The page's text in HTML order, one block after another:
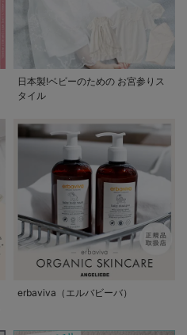
日本製!ベビーのための お宮参りス
タイル
erbaviva（エルバビーバ）